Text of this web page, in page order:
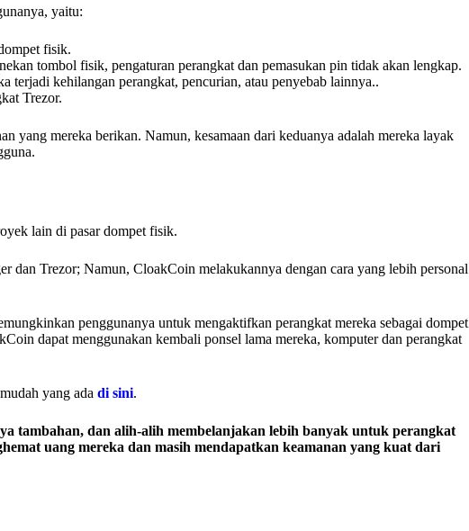
yaitu:
fisik.
tombol fisik, pengaturan perangkat dan pemasukan pin tidak akan lengkap.
terjadi kehilangan perangkat, pencurian, atau penyebab lainnya..
Trezor.
yang mereka berikan. Namun, kesamaan dari keduanya adalah mereka layak
lain di pasar dompet fisik.
dan Trezor; Namun, CloakCoin melakukannya dengan cara yang lebih personal
penggunanya untuk mengaktifkan perangkat mereka sebagai dompet
dapat menggunakan kembali ponsel lama mereka, komputer dan perangkat
yang ada di sini.
tambahan, dan alih-alih membelanjakan lebih banyak untuk perangkat
uang mereka dan masih mendapatkan keamanan yang kuat dari